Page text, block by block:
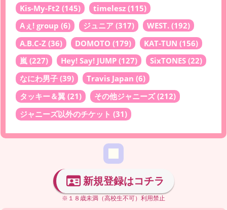
Kis-My-Ft2 (145) timelesz (115)
Aぇ! group (6) ジュニア (317) WEST. (192)
A.B.C-Z (36) DOMOTO (179) KAT-TUN (156)
嵐 (227) Hey! Say! JUMP (127) SixTONES (22)
なにわ男子 (39) Travis Japan (6)
タッキー＆翼 (21) その他ジャニーズ(212)
ジャニーズ以外のチケット (31)
新規登録はコチラ
※１８歳未満（高校生不可）利用禁止